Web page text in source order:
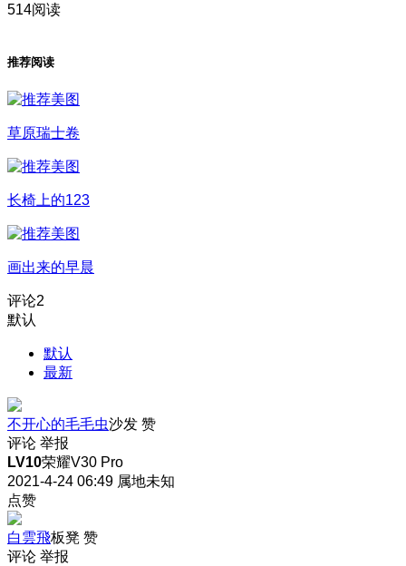
514阅读
推荐阅读
草原瑞士卷
长椅上的123
画出来的早晨
评论2
默认
默认
最新
不开心的毛毛虫沙发 赞
评论 举报
LV10荣耀V30 Pro
2021-4-24 06:49 属地未知
点赞
白雲飛板凳 赞
评论 举报